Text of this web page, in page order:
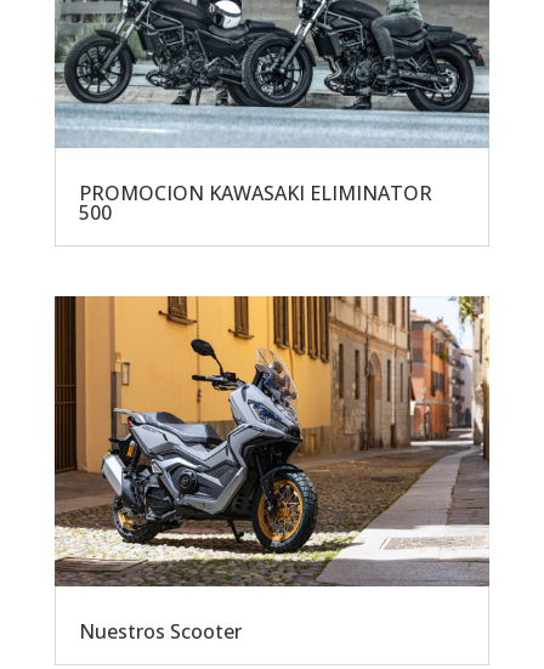
PROMOCION KAWASAKI ELIMINATOR
500
Nuestros Scooter